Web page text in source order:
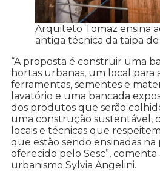
Arquiteto Tomaz ensina
antiga técnica da taipa
“A proposta é construir uma
hortas urbanas, um local para
ferramentas, sementes e
lavatório e uma bancada
dos produtos que serão
uma construção sustentável,
locais e técnicas que
que estão sendo ensinadas na
oferecido pelo Sesc”,
urbanismo Sylvia Angelini.